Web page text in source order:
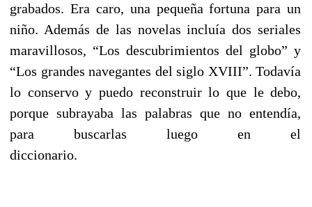
grabados. Era caro, una pequeña fortuna para un
niño. Además de las novelas incluía dos seriales
maravillosos, “Los descubrimientos del globo” y
“Los grandes navegantes del siglo XVIII”. Todavía
lo conservo y puedo reconstruir lo que le debo,
porque subrayaba las palabras que no entendía,
para buscarlas luego en el
diccionario.